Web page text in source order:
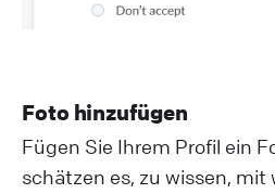
Foto hinzufügen
Fügen Sie Ihrem Profil ein
schätzen es, zu wissen, mit